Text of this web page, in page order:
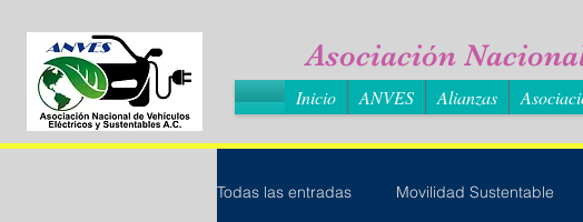
Asociación
Inicio ANVES Alianzas
Todas las entradas Movilidad Sustentable